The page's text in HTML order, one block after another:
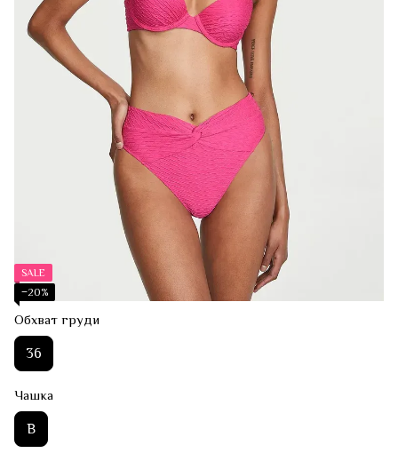
SALE
−20%
Обхват груди
36
Чашка
B